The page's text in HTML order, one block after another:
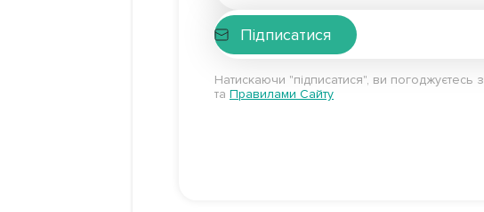
Підписатися
Натискаючи "підписатися", ви погоджуєтесь з
та Правилами Сайту